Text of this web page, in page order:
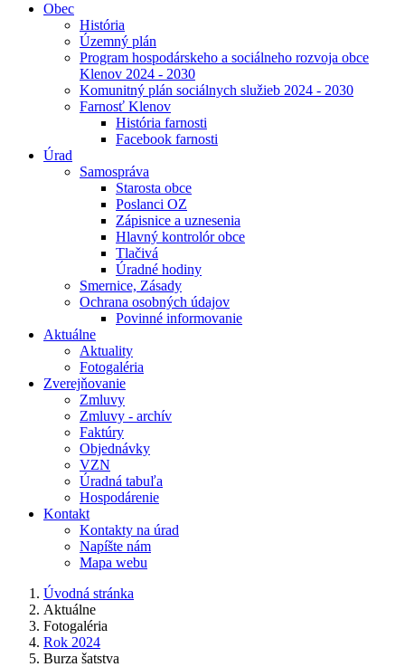
Obec
História
Územný plán
Program hospodárskeho a sociálneho rozvoja obce
Klenov 2024 - 2030
Komunitný plán sociálnych služieb 2024 - 2030
Farnosť Klenov
História farnosti
Facebook farnosti
Úrad
Samospráva
Starosta obce
Poslanci OZ
Zápisnice a uznesenia
Hlavný kontrolór obce
Tlačivá
Úradné hodiny
Smernice, Zásady
Ochrana osobných údajov
Povinné informovanie
Aktuálne
Aktuality
Fotogaléria
Zverejňovanie
Zmluvy
Zmluvy - archív
Faktúry
Objednávky
VZN
Úradná tabuľa
Hospodárenie
Kontakt
Kontakty na úrad
Napíšte nám
Mapa webu
Úvodná stránka
Aktuálne
Fotogaléria
Rok 2024
Burza šatstva